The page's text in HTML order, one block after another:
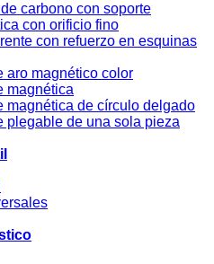
carbono con soporte
con orificio fino
con refuerzo en esquinas
aro magnético color
magnética
magnética de círculo delgado
plegable de una sola pieza